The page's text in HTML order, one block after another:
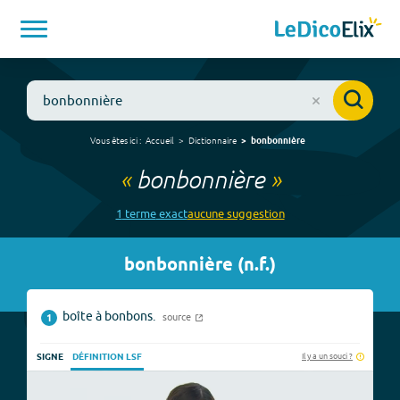
Vous êtes ici : Accueil Dictionnaire bonbonnière
« bonbonnière»
1 termeexactaucunesuggestion
bonbonnière (n.f.)
1 boîte à bonbons. source
SIGNE DÉFINITION LSF Il y a un souci ?